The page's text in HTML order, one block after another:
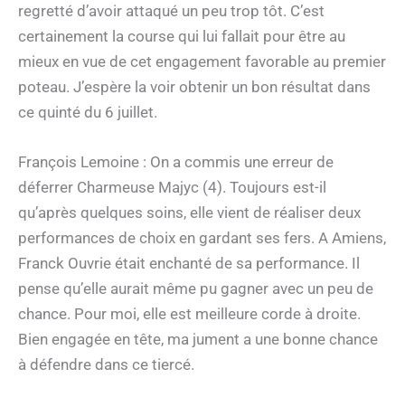
regretté d’avoir attaqué un peu trop tôt. C’est
certainement la course qui lui fallait pour être au
mieux en vue de cet engagement favorable au premier
poteau. J’espère la voir obtenir un bon résultat dans
ce quinté du 6 juillet.
François Lemoine : On a commis une erreur de
déferrer Charmeuse Majyc (4). Toujours est-il
qu’après quelques soins, elle vient de réaliser deux
performances de choix en gardant ses fers. A Amiens,
Franck Ouvrie était enchanté de sa performance. Il
pense qu’elle aurait même pu gagner avec un peu de
chance. Pour moi, elle est meilleure corde à droite.
Bien engagée en tête, ma jument a une bonne chance
à défendre dans ce tiercé.